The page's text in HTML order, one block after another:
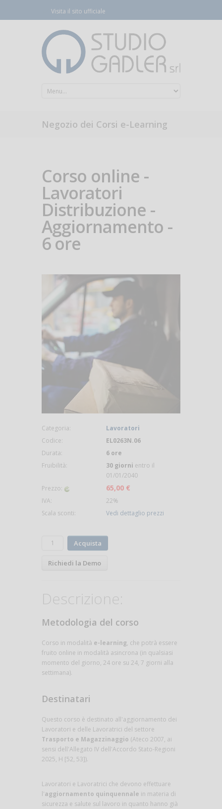
Visita il sito ufficiale
Negozio dei Corsi e-Learning
Corso online -
Lavoratori
Distribuzione -
Aggiornamento -
6 ore
Categoria:
Lavoratori
Codice:
EL0263N.06
Durata:
6 ore
Fruibilità:
30 giorni entro il
01/01/2040
Prezzo:
65,00 €
IVA:
22%
Scala sconti:
Vedi dettaglio prezzi
Acquista
Richiedi la Demo
Descrizione:
Metodologia del corso
Corso in modalità e-learning, che potrà essere
fruito online in modalità asincrona (in qualsiasi
momento del giorno, 24 ore su 24, 7 giorni alla
settimana).
Destinatari
Questo corso è destinato all'aggiornamento dei
Lavoratori e delle Lavoratrici del settore
Trasporto e Magazzinaggio (Ateco 2007, ai
sensi dell'Allegato IV dell'Accordo Stato-Regioni
2025, H [52, 53]).
Lavoratori e Lavoratrici che devono effettuare
l'aggiornamento quinquennale in materia di
sicurezza e salute sul lavoro in quanto hanno già